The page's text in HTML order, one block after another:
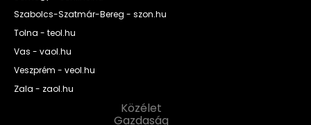
Szabolcs-Szatmár-Bereg - szon.hu
Tolna - teol.hu
Vas - vaol.hu
Veszprém - veol.hu
Zala - zaol.hu
Közélet
Gazdaság